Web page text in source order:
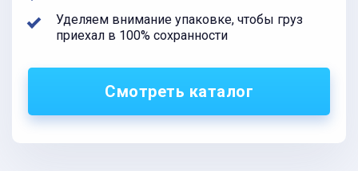
Уделяем внимание упаковке, чтобы груз
приехал в 100% сохранности
Смотреть каталог